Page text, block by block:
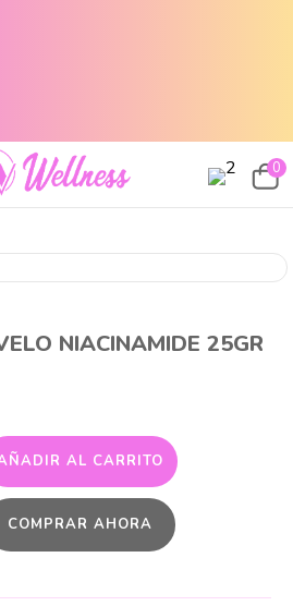
0
NIACINAMIDE 25GR
AL CARRITO
COMPRAR AHORA